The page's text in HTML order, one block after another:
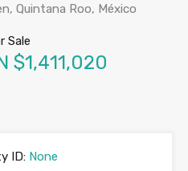
Quintana Roo, México
Sale
$1,411,020
ID:None